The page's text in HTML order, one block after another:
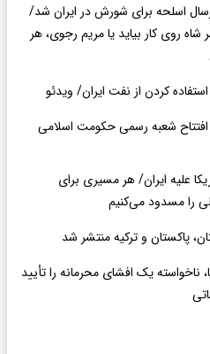
اسلحه برای شورش در ایران شد/
روی کار بیاید یا مریم رجوی، هر
کردن از نفت ایران/ ویدئو
افتتاح شعبه رسمی حکومت اسلامی
علیه ایران/ هر مسیری برای
را مسدود می‌کنیم
پاکستان و ترکیه منتشر شد
ناخواسته یک افشای محرمانه را تأیید